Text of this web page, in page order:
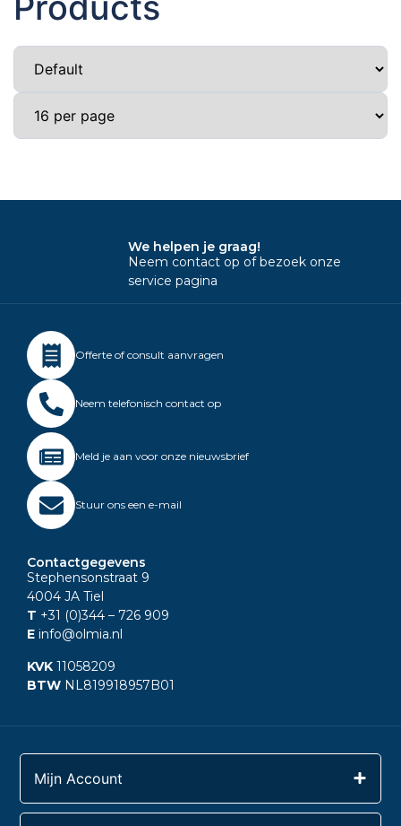
We helpen je graag!
Neem contact op of bezoek onze
service pagina
Offerte of consult aanvragen
Neem telefonisch contact op
Meld je aan voor onze nieuwsbrief
Stuur ons een e-mail
Contactgegevens
Stephensonstraat 9
4004 JA Tiel
T +31 (0)344 – 726 909
E info@olmia.nl
KVK 11058209
BTW NL819918957B01
Mijn Account